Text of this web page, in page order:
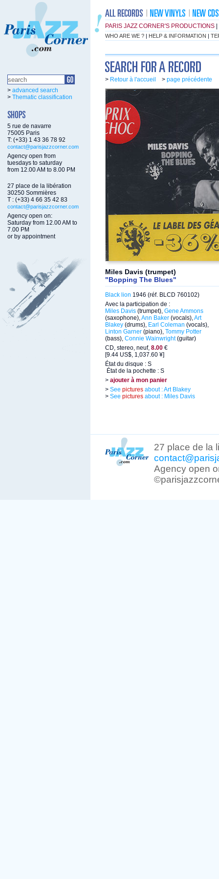
PARIS JAZZ CORNER'S PRODUCTIONS
WHO ARE WE ? | HELP & INFORMATION |
> advanced search
> Thematic classification
5 rue de navarre
75005 Paris
T: (+33) 1 43 36 78 92
contact@parisjazzcorner.com
Agency open from
tuesdays to saturday
from 12.00 AM to 8.00 PM
27 place de la libération
30250 Sommières
T : (+33) 4 66 35 42 83
contact@parisjazzcorner.com
Agency open on:
Saturday from 12.00 AM to
7.00 PM
or by appointment
> Retour à l'accueil > page précédente
Miles Davis (trumpet)
"Bopping The Blues"
Black lion 1946 (réf. BLCD 760102)
Avec la participation de :
Miles Davis (trumpet), Gene Ammons
(saxophone),Ann Baker (vocals),Art
Blakey (drums), Earl Coleman (vocals),
Linton Garner (piano), Tommy Potter
(bass), Connie Wainwright(guitar)
CD, stereo, neuf, 8.00 €
[9.44 US$, 1,037.60 ¥]
État du disque : S
État de la pochette : S
> ajouter à mon panier
> See pictures about : Art Blakey
> See pictures about : Miles Davis
27 place de la
Agency open